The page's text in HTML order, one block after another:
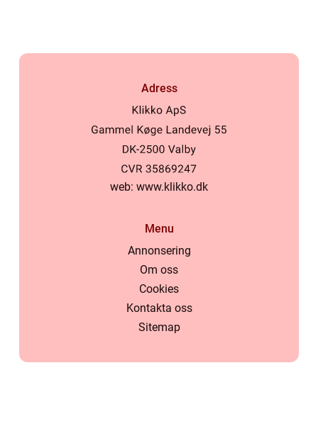
Adress
web: www.klikko.dk
Menu
Annonsering
Om oss
Cookies
Kontakta oss
Sitemap